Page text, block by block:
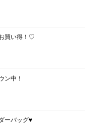
買い得！♡
ン中！
ーバッグ♥